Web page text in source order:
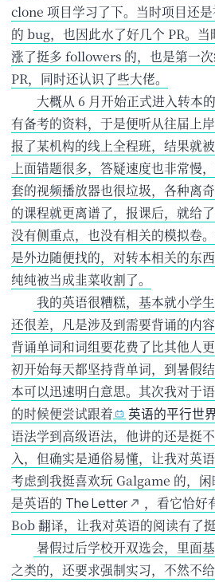
clone 项目学习了下。当时项目还
的 bug，也因此水了好几个 PR。
涨了挺多 followers 的，也是第一
PR，同时还认识了些大佬。
大概从 6 月开始正式进入转本
有备考的资料，于是便听从往届上
报了某机构的线上全程班，结果就
上面错题很多，答疑速度也非常慢
套的视频播放器也很垃圾，各种离
的课程就更离谱了，报课后，就给
没有侧重点，也没有相关的模拟卷
是外边随便找的，对转本相关的东
纯纯被当成韭菜收割了。
我的英语很糟糕，基本就小学
还很差，凡是涉及到需要背诵的内
背诵单词和词组要花费了比其他人
初开始每天都坚持背单词，到暑假
本可以迅速明白意思。其次我对于
的时候便尝试跟着
英语的平行世
语法学到高级语法，他讲的还是挺
入，但确实是通俗易懂，让我对英
考虑到我挺喜欢玩 Galgame 的，
是英语的 The Letter
，看它恰好
Bob 翻译，让我对英语的阅读有了挺
暑假过后学校开双选会，里面
之类的，还要求强制实习，不然不